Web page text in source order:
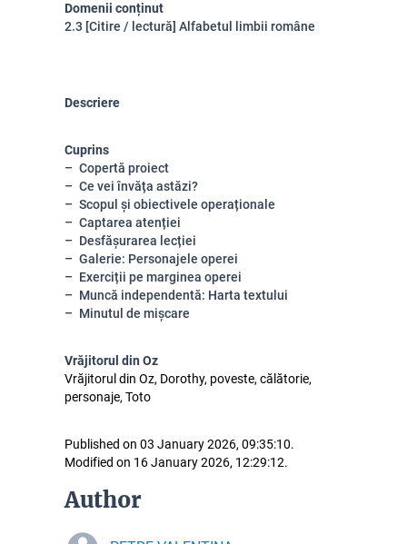
Domenii conținut
2.3 [Citire / lectură] Alfabetul limbii române
Descriere
Cuprins
Copertă proiect
Ce vei învăța astăzi?
Scopul și obiectivele operaționale
Captarea atenției
Desfășurarea lecției
Galerie: Personajele operei
Exerciții pe marginea operei
Muncă independentă: Harta textului
Minutul de mișcare
Vrăjitorul din Oz
Vrăjitorul din Oz, Dorothy, poveste, călătorie,
personaje, Toto
Published on 03 January 2026, 09:35:10.
Modified on 16 January 2026, 12:29:12.
Author